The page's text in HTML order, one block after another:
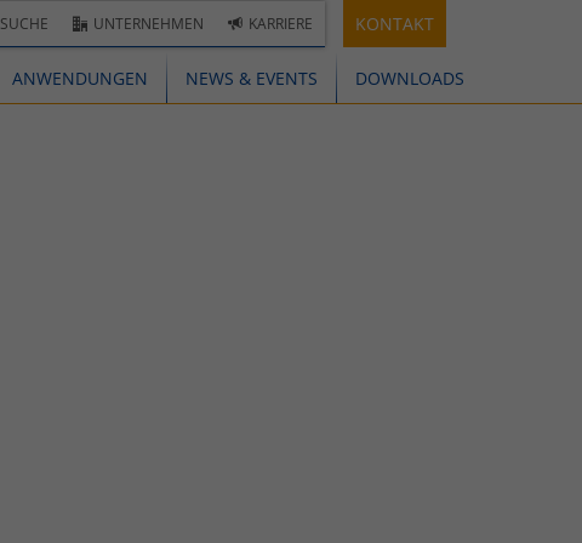
SUCHE UNTERNEHMEN KARRIERE KONTAKT
ANWENDUNGEN NEWS & EVENTS DOWNLOADS